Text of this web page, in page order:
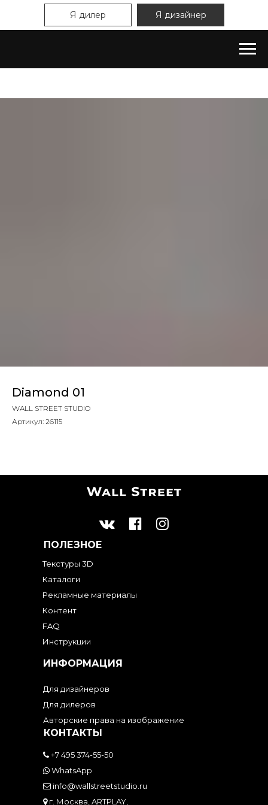
Я дилер Я дизайнер
Diamond 01
WALL STREET STUDIO
Артикул: 26115
ПОЛЕЗНОЕ
Текстуры 3D
Каталоги
Рекламные материалы
Контент
FAQ
Инструкции
ИНФОРМАЦИЯ
Для дизайнеров
Для дилеров
Авторские права на изображение
КОНТАКТЫ
+7 495 374-55-50
WhatsApp
info@wallstreetstudio.ru
г. Москва, ARTPLAY,